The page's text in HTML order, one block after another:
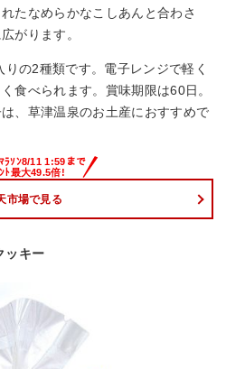
たなめらかなこしあんと合わさ
がります。
の2種類です。電子レンジで軽く
食べられます。賞味期限は60日。
、草津温泉のお土産におすすめで
市場で見る
ッキー